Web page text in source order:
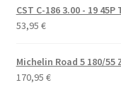
CST C-186 3.00 - 19
53,95 €
Michelin Road 5 180/55
170,95 €